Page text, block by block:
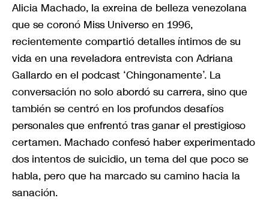
Alicia Machado, la exreina de belleza venezolana
que se coronó Miss Universo en 1996,
recientemente compartió detalles íntimos de su
vida en una reveladora entrevista con Adriana
Gallardo en el podcast ‘Chingonamente’. La
conversación no solo abordó su carrera, sino que
también se centró en los profundos desafíos
personales que enfrentó tras ganar el prestigioso
certamen. Machado confesó haber experimentado
dos intentos de suicidio, un tema del que poco se
habla, pero que ha marcado su camino hacia la
sanación.